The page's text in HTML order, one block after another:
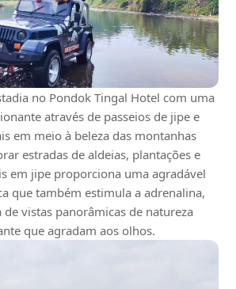
no Pondok Tingal Hotel com uma
através de passeios de jipe ​​e
em meio à beleza das montanhas
estradas de aldeias, plantações e
em jipe ​​proporciona uma agradável
que também estimula a adrenalina,
de vistas panorâmicas de natureza
que agradam aos olhos.